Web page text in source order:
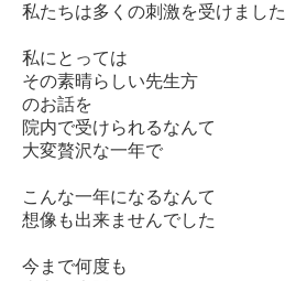
私たちは多くの刺激を受けました
私にとっては
その素晴らしい先生方
のお話を
院内で受けられるなんて
大変贅沢な一年で
こんな一年になるなんて
想像も出来ませんでした
今まで何度も